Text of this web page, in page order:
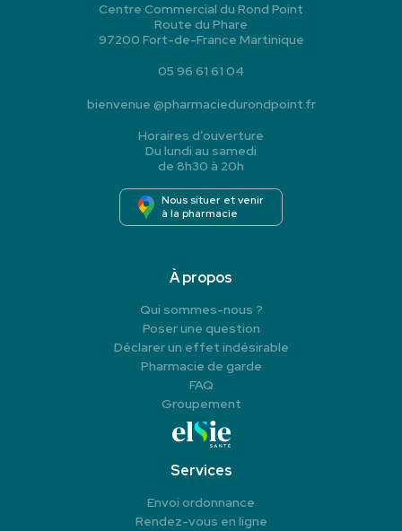
Centre Commercial du Rond Point
Route du Phare
97200 Fort-de-France Martinique
05 96 61 61 04
bienvenue @pharmaciedurondpoint.fr
Horaires d’ouverture
Du lundi au samedi
de 8h30 à 20h
Nous situer et venir
à la pharmacie
À propos
Qui sommes-nous ?
Poser une question
Déclarer un effet indésirable
Pharmacie de garde
FAQ
Groupement
Services
Envoi ordonnance
Rendez-vous en ligne